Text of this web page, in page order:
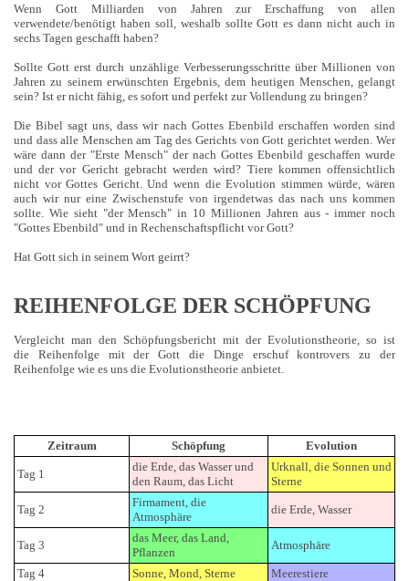
Wenn Gott Milliarden von Jahren zur Erschaffung von allen
verwendete/benötigt haben soll, weshalb sollte Gott es dann nicht auch in
sechs Tagen geschafft haben?
Sollte Gott erst durch unzählige Verbesserungsschritte über Millionen von
Jahren zu seinem erwünschten Ergebnis, dem heutigen Menschen, gelangt
sein? Ist er nicht fähig, es sofort und perfekt zur Vollendung zu bringen?
Die Bibel sagt uns, dass wir nach Gottes Ebenbild erschaffen worden sind
und dass alle Menschen am Tag des Gerichts von Gott gerichtet werden. Wer
wäre dann der "Erste Mensch" der nach Gottes Ebenbild geschaffen wurde
und der vor Gericht gebracht werden wird? Tiere kommen offensichtlich
nicht vor Gottes Gericht. Und wenn die Evolution stimmen würde, wären
auch wir nur eine Zwischenstufe von irgendetwas das nach uns kommen
sollte. Wie sieht "der Mensch" in 10 Millionen Jahren aus - immer noch
"Gottes Ebenbild" und in Rechenschaftspflicht vor Gott?
Hat Gott sich in seinem Wort geirrt?
REIHENFOLGE DER SCHÖPFUNG
Vergleicht man den Schöpfungsbericht mit der Evolutionstheorie, so ist
die Reihenfolge mit der Gott die Dinge erschuf kontrovers zu der
Reihenfolge wie es uns die Evolutionstheorie anbietet.
Zeitraum Schöpfung Evolution
Tag 1
die Erde, das Wasser und
den Raum, das Licht
Urknall, die Sonnen und
Sterne
Tag 2
Firmament, die
Atmosphäre
die Erde, Wasser
Tag 3
das Meer, das Land,
Pflanzen
Atmosphäre
Tag 4 Sonne, Mond, Sterne
Meerestiere